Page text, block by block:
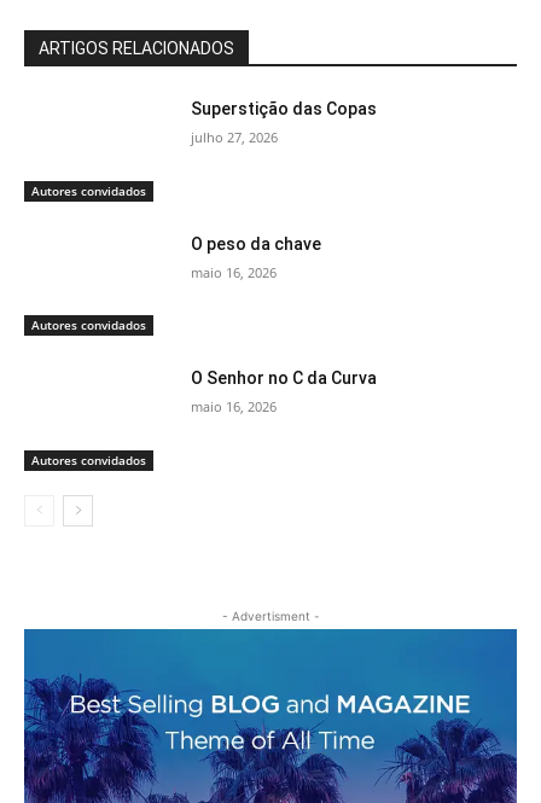
ARTIGOS RELACIONADOS
Autores convidados
Superstição das Copas
julho 27, 2026
Autores convidados
O peso da chave
maio 16, 2026
Autores convidados
O Senhor no C da Curva
maio 16, 2026
- Advertisment -